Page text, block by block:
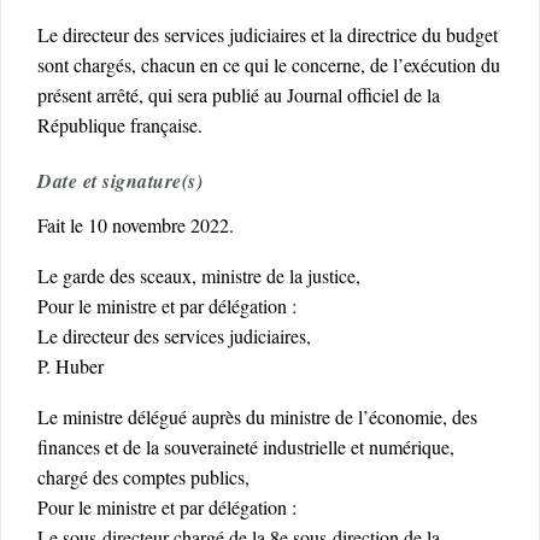
Le directeur des services judiciaires et la directrice du budget
sont chargés, chacun en ce qui le concerne, de l’exécution du
présent arrêté, qui sera publié au Journal officiel de la
République française.
Date et signature(s)
Fait le 10 novembre 2022.
Le garde des sceaux, ministre de la justice,
Pour le ministre et par délégation :
Le directeur des services judiciaires,
P. Huber
Le ministre délégué auprès du ministre de l’économie, des
finances et de la souveraineté industrielle et numérique,
chargé des comptes publics,
Pour le ministre et par délégation :